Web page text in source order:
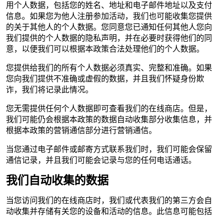
用个人数据，包括您的姓名、地址和电子邮件地址以及支付
信息。如果您为他人注册参加活动，我们也可能收集您提供
的关于其他人的个人数据。您同意您已通知任何其他人您向
我们提供的个人数据的隐私声明，并在必要时获得他们的同
意，以便我们可以根据本政策合法处理他们的个人数据。
您提供给我们的所有个人数据必须真实、完整和准确。如果
您向我们提供不准确或虚假的数据，并且我们怀疑身份欺
诈，我们将记录此情况。
您无需提供任何个人数据即可查看我们的在线商店。但是，
我们可能仍会根据本政策的数据自动收集部分收集信息，并
根据本政策的营销通信部分进行营销通信。
当您通过电子邮件或邮寄方式联系我们时，我们可能会保留
通信记录，并且我们可能会记录与您的任何电话通话。
我们自动收集的数据
当您访问我们的在线商店时，我们或代表我们的第三方会自
动收集并存储有关您的设备和活动的信息。此信息可能包括